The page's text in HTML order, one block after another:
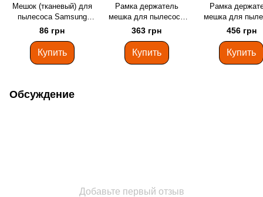
Мешок (тканевый) для
пылесоса Samsung
DJ69-00420B
86 грн
Купить
Рамка держатель
мешка для пылесоса
Bosch 00657994
363 грн
Купить
Рамка
мешка для
Bosch456 грн
Купить
Обсуждение
Добавьте первый отзыв